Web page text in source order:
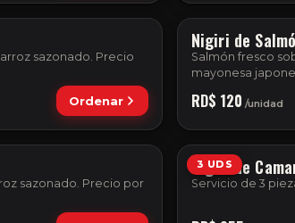
sazonado. Precio
Ordenar
Nigiri de
Salmón fresco
mayonesa
RD$ 120 /unidad
sazonado. Precio por
3 UDS
Nigiri de
Servicio de 3